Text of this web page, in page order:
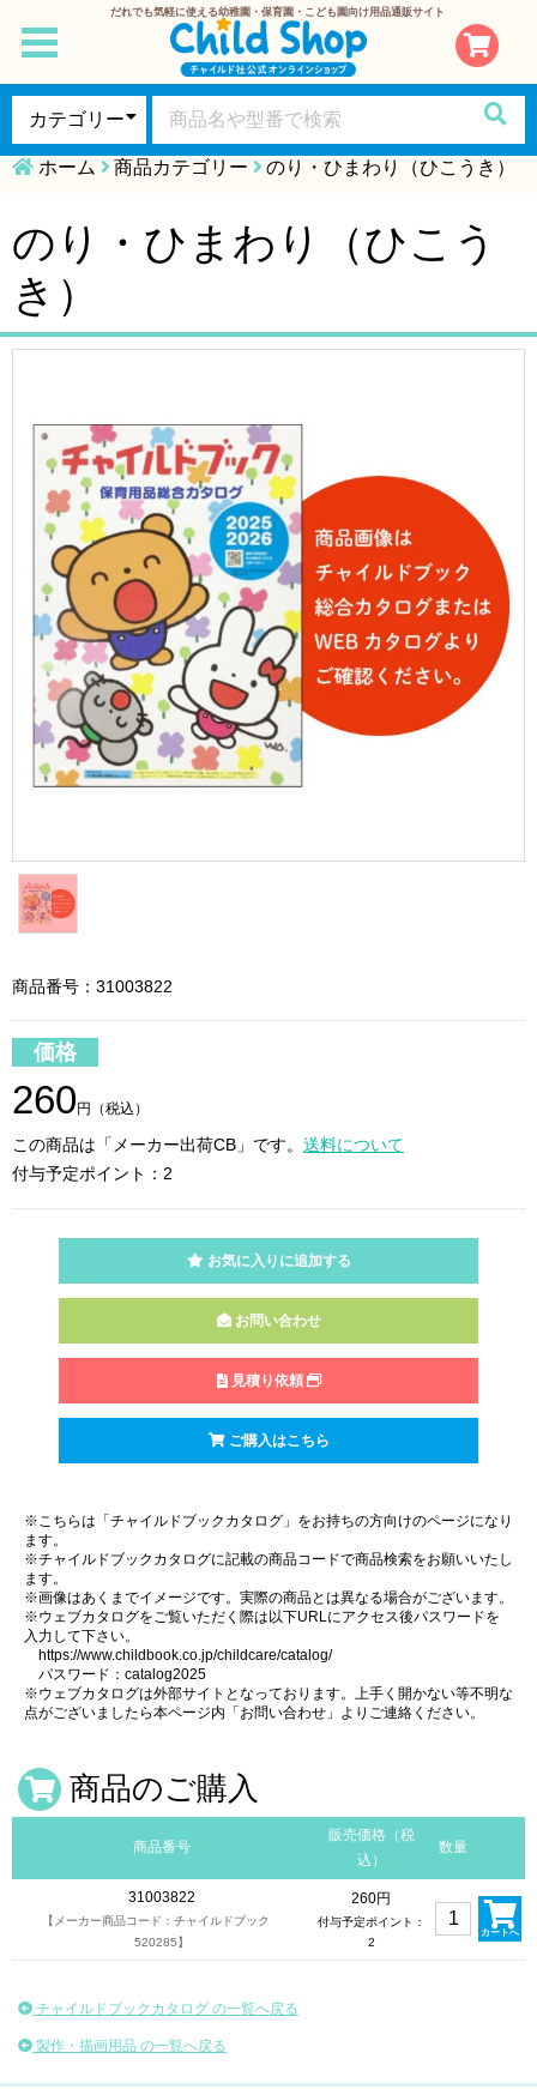
だれでも気軽に使える幼稚園・保育園・こども園向け用品通販サイト
toggle
navigation
ホーム 商品カテゴリー のり・ひまわり（ひこうき）
のり・ひまわり（ひこう
き）
商品番号：31003822
価格
260 円（税込）
この商品は「メーカー出荷CB」です。 送料について
付与予定ポイント：2
お気に入りに追加する
お問い合わせ
見積り依頼
ご購入はこちら
※こちらは「チャイルドブックカタログ」をお持ちの方向けのページになり
ます。
※チャイルドブックカタログに記載の商品コードで商品検索をお願いいたし
ます。
※画像はあくまでイメージです。実際の商品とは異なる場合がございます。
※ウェブカタログをご覧いただく際は以下URLにアクセス後パスワードを
入力して下さい。
https://www.childbook.co.jp/childcare/catalog/
パスワード：catalog2025
※ウェブカタログは外部サイトとなっております。上手く開かない等不明な
点がございましたら本ページ内「お問い合わせ」よりご連絡ください。
商品のご購入
商品番号
販売価格（税
込）
数量
31003822
【メーカー商品コード：チャイルドブック
520285】
260円
付与予定ポイント：
2
カートへ
チャイルドブックカタログ の一覧へ戻る
製作・描画用品 の一覧へ戻る